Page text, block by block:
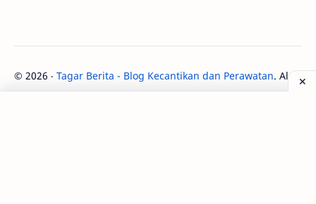
© 2026 ‧ Tagar Berita - Blog Kecantikan dan Perawatan. All